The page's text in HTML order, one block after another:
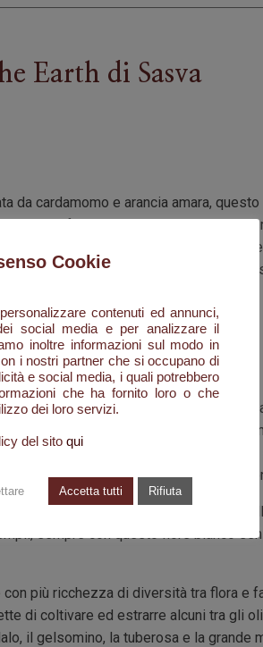
Earth di Sasva
da cardamomo e arancia amara,
del profumo, che vanta atemporalità
l’universo e immergermi nel cuore
la profondità degli elementi.
ed enigmatico.
da 2500 anni e la profumeria indiana
e ritualistici. Tutt’ora la cultura
fiori sulle spoglie cosparse di essenze
alla dea purificatrice Ganga,
fatte con il gelsomino sui corpi
sempre con questo fiore bianco
più ricchezza di diversità tra flora e
di coltivare ed estrarre alcuni tra gli
il gelsomino, la tuberosa e la grande
Cookie
contenuti ed annunci,
social media e per analizzare il
inoltre informazioni sul modo in
i nostri partner che si occupano di
e social media, i quali potrebbero
che ha fornito loro o che
dei loro servizi.
del sito qui
Accetta tutti Rifiuta